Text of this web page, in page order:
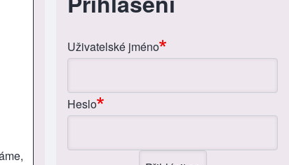
Uživatelské jméno
Heslo